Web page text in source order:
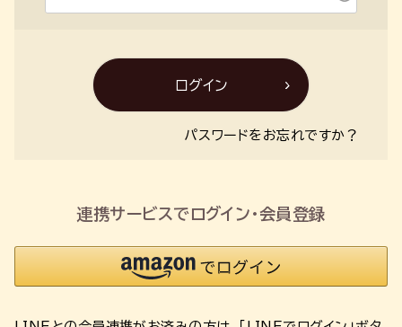
ログイン
パスワードをお忘れですか？
連携サービスでログイン・会員登録